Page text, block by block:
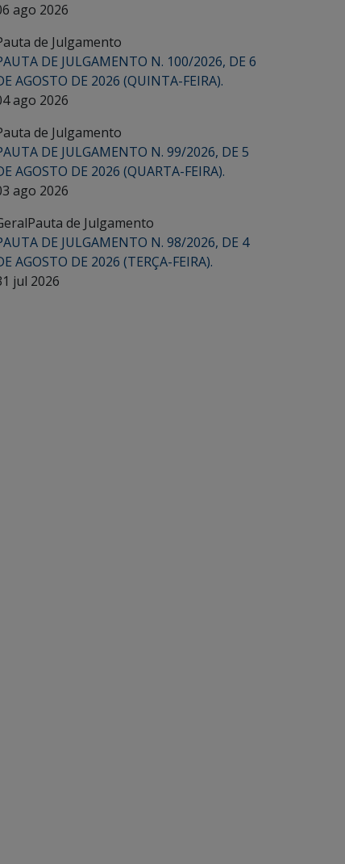
ago 2026
de Julgamento
DE JULGAMENTO N. 100/2026, DE 6
AGOSTO DE 2026 (QUINTA-FEIRA).
ago 2026
de Julgamento
DE JULGAMENTO N. 99/2026, DE 5
AGOSTO DE 2026 (QUARTA-FEIRA).
ago 2026
Pauta de Julgamento
DE JULGAMENTO N. 98/2026, DE 4
AGOSTO DE 2026 (TERÇA-FEIRA).
jul 2026